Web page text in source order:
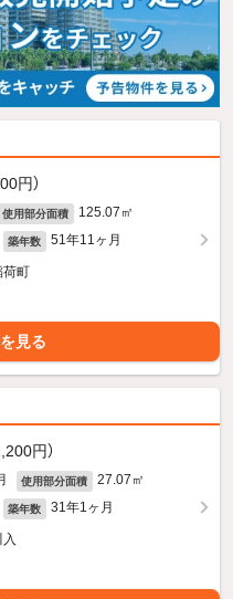
円）
使用部分面積 125.07㎡
築年数 51年11ヶ月
荷町
見る
円）
使用部分面積 27.07㎡
築年数 31年1ヶ月